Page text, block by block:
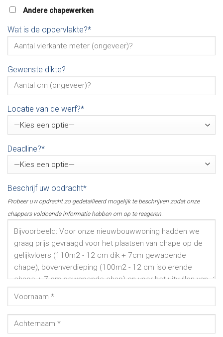
Andere chapewerken
Wat is de oppervlakte?*
Gewenste dikte?
Locatie van de werf?*
Deadline?*
Beschrijf uw opdracht*
Probeer uw opdracht zo gedetailleerd mogelijk te beschrijven zodat onze
chappers voldoende informatie hebben om op te reageren.